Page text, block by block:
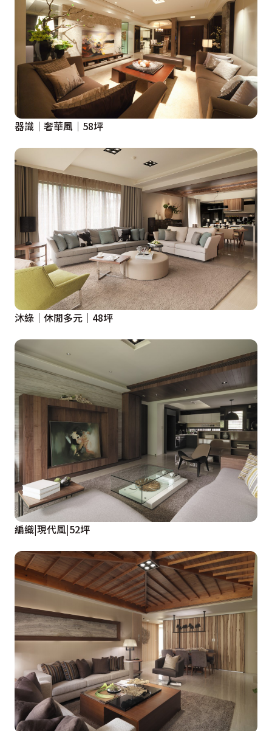
器識│奢華風│58坪
沐綠│休閒多元│48坪
編織|現代風|52坪